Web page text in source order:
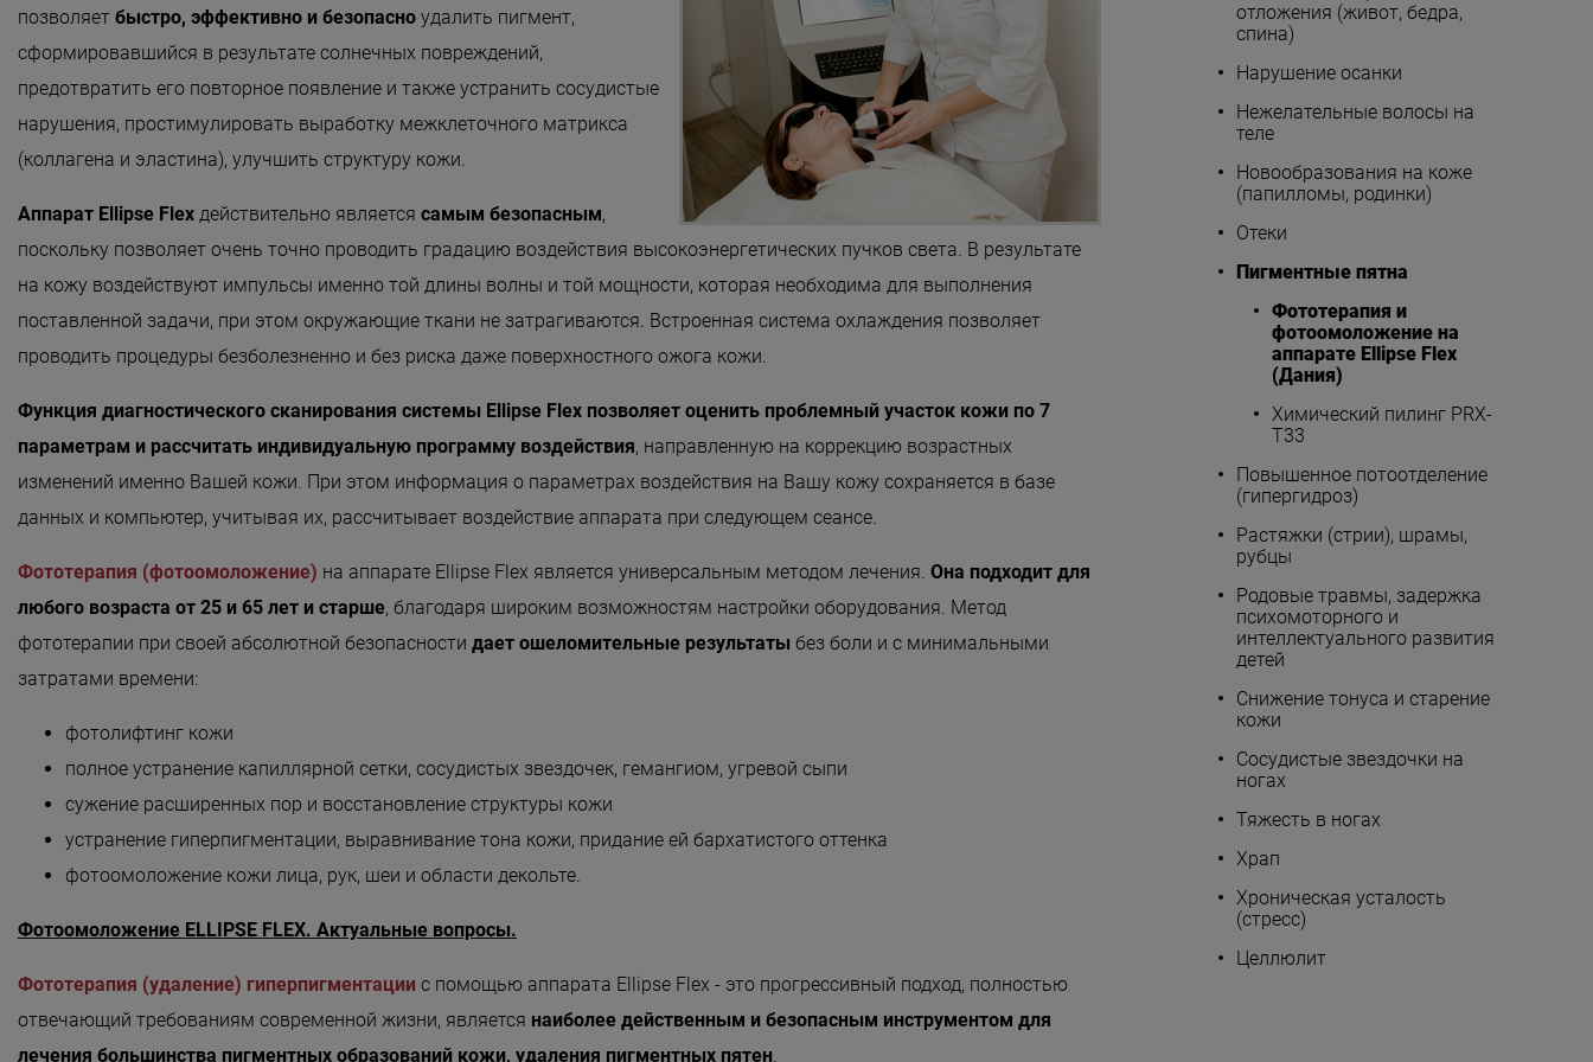
позволяет быстро, эффективно и безопасно удалить пигмент,
сформировавшийся в результате солнечных повреждений,
предотвратить его повторное появление и также устранить сосудистые
нарушения, простимулировать выработку межклеточного матрикса
(коллагена и эластина), улучшить структуру кожи.
Аппарат Ellipse Flex действительно является самым безопасным,
поскольку позволяет очень точно проводить градацию воздействия высокоэнергетических пучков света. В результате
на кожу воздействуют импульсы именно той длины волны и той мощности, которая необходима для выполнения
поставленной задачи, при этом окружающие ткани не затрагиваются. Встроенная система охлаждения позволяет
проводить процедуры безболезненно и без риска даже поверхностного ожога кожи.
Функция диагностического сканирования системы Ellipse Flex позволяет оценить проблемный участок кожи по 7
параметрам и рассчитать индивидуальную программу воздействия, направленную на коррекцию возрастных
изменений именно Вашей кожи. При этом информация о параметрах воздействия на Вашу кожу сохраняется в базе
данных и компьютер, учитывая их, рассчитывает воздействие аппарата при следующем сеансе.
Фототерапия (фотоомоложение) на аппарате Ellipse Flex является универсальным методом лечения. Она подходит для
любого возраста от 25 и 65 лет и старше, благодаря широким возможностям настройки оборудования. Метод
фототерапии при своей абсолютной безопасности дает ошеломительные результаты без боли и с минимальными
затратами времени:
фотолифтинг кожи
полное устранение капиллярной сетки, сосудистых звездочек, гемангиом, угревой сыпи
сужение расширенных пор и восстановление структуры кожи
устранение гиперпигментации, выравнивание тона кожи, придание ей бархатистого оттенка
фотоомоложение кожи лица, рук, шеи и области декольте.
Фотоомоложение ELLIPSE FLEX. Актуальные вопросы.
Фототерапия (удаление) гиперпигментации с помощью аппарата Ellipse Flex - это прогрессивный подход, полностью
отвечающий требованиям современной жизни, является наиболее действенным и безопасным инструментом для
лечения большинства пигментных образований кожи, удаления пигментных пятен.
отложения (живот, бедра,
спина)
Нарушение осанки
Нежелательные волосы на
теле
Новообразования на коже
(папилломы, родинки)
Отеки
Пигментные пятна
Фототерапия и
фотоомоложение на
аппарате Ellipse Flex
(Дания)
Химический пилинг PRX-
T33
Повышенное потоотделение
(гипергидроз)
Растяжки (стрии), шрамы,
рубцы
Родовые травмы, задержка
психомоторного и
интеллектуального развития
детей
Снижение тонуса и старение
кожи
Сосудистые звездочки на
ногах
Тяжесть в ногах
Храп
Хроническая усталость
(стресс)
Целлюлит
«Detoxygene»
«Beauty-ассорти»
«Коруги»
«Секрет Красоты»
«Гармония»
«Only for Men»
«Mirific»
«Остеопатия»
«Здоровая спина»
«Гранатовая
«Роман с камнем»
«Мудрость Тибета»
«SPA-отпуск в Тибете»
«Кедровый рай»
«Сибирское здоровье»